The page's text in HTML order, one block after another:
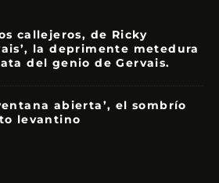
callejeros, de Ricky
la deprimente metedura
del genio de Gervais.
abierta’, el sombrío
levantino